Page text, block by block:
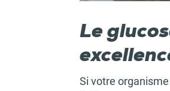
Le
Si votre